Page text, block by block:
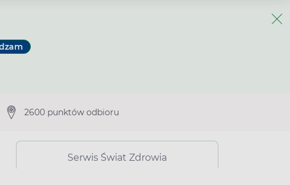
2600 punktów odbioru
Serwis Świat Zdrowia